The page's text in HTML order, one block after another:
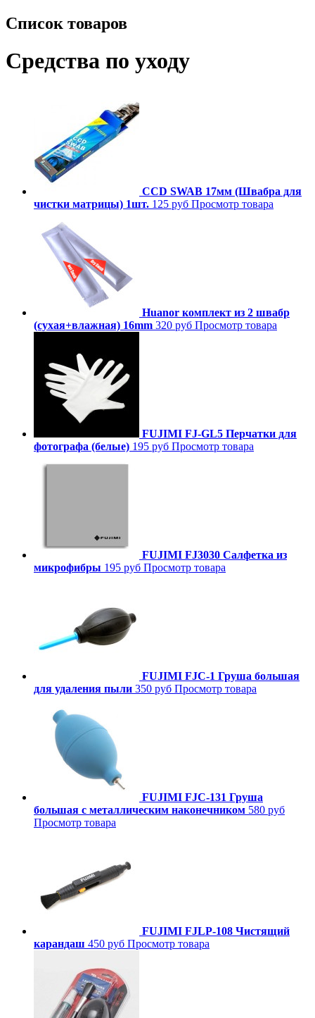
Список товаров
Средства по уходу
CCD SWAB 17мм (Швабра для
чистки матрицы) 1шт. 125 руб Просмотр товара
Huanor комплект из 2 швабр
(сухая+влажная) 16mm 320 руб Просмотр товара
FUJIMI FJ-GL5 Перчатки для
фотографа (белые) 195 руб Просмотр товара
FUJIMI FJ3030 Салфетка из
микрофибры 195 руб Просмотр товара
FUJIMI FJC-1 Груша большая
для удаления пыли 350 руб Просмотр товара
FUJIMI FJC-131 Груша
большая с металлическим наконечником 580 руб
Просмотр товара
FUJIMI FJLP-108 Чистящий
карандаш 450 руб Просмотр товара